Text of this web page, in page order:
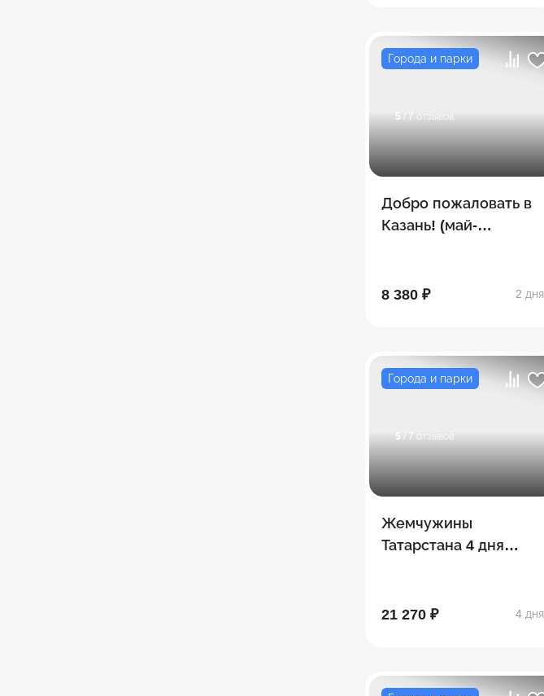
Города и парки
5 / 7 отзывов
Добро пожаловать в
Казань! (май-
8 380 ₽ 2 дня
Города и парки
5 / 7 отзывов
Жемчужины
Татарстана 4 дня
21 270 ₽ 4 дня